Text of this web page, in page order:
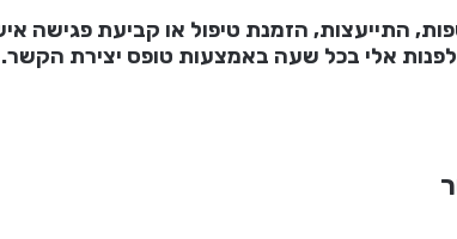
התייעצות, הזמנת טיפול או קביעת פגישה
לפנות אלי בכל שעה באמצעות טופס יצירת הקשר.